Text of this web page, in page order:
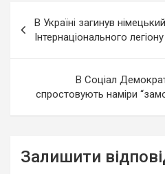
записів
В Україні загинув
Інтернаціонального легіону
В Соціал
спростовують наміри
Залишити